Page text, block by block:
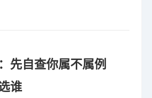
先自查你属不属例
谁